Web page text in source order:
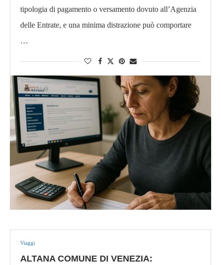
tipologia di pagamento o versamento dovuto all’Agenzia
delle Entrate, e una minima distrazione può comportare
…
Viaggi
ALTANA COMUNE DI VENEZIA: